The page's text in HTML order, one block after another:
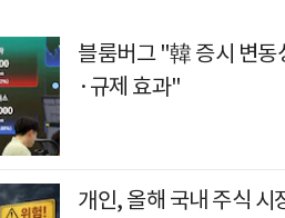
블룸버그 "韓 증시 변
·규제 효과"
개인, 올해 국내 주식